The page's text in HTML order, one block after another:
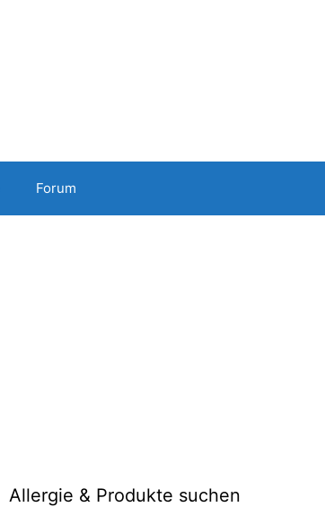
Forum
Allergie & Produkte suchen